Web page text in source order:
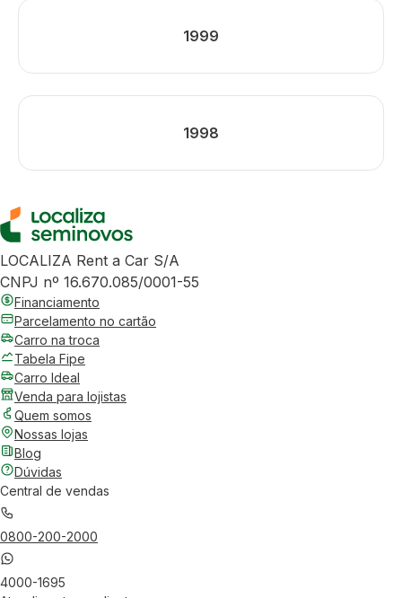
1999
1998
LOCALIZA Rent a Car S/A
CNPJ nº 16.670.085/0001-55
Financiamento
Parcelamento no cartão
Carro na troca
Tabela Fipe
Carro Ideal
Venda para lojistas
Quem somos
Nossas lojas
Blog
Dúvidas
Central de vendas
0800-200-2000
4000-1695